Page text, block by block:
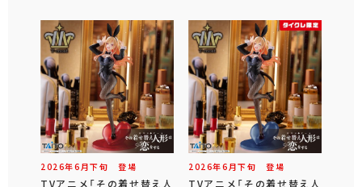
2026年6 月下旬 登場
TVアニメ「その着せ替え人
2026年6 月下旬 登場
TVアニメ「その着せ替え人